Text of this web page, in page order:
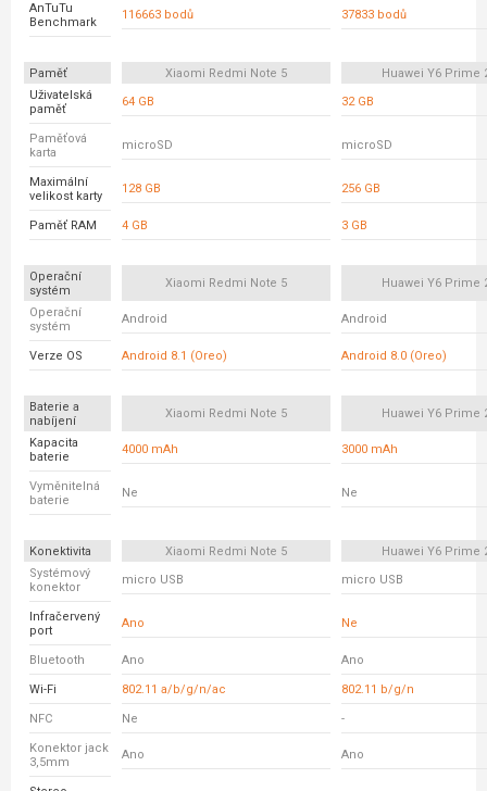
AnTuTu
Benchmark
116663 bodů 37833 bodů
Paměť Xiaomi Redmi Note 5
Huawei Y6 Prime
Uživatelská
paměť
64 GB 32 GB
Paměťová
karta
microSD microSD
Maximální
velikost karty
128 GB 256 GB
Paměť RAM 4 GB 3 GB
Operační
systém
Xiaomi Redmi Note 5 Huawei Y6 Prime
Operační
systém
Android Android
Verze OS Android 8.1 (Oreo) Android 8.0 (Oreo)
Baterie a
nabíjení
Xiaomi Redmi Note 5 Huawei Y6 Prime
Kapacita
baterie
4000 mAh 3000 mAh
Vyměnitelná
baterie
Ne Ne
Konektivita Xiaomi Redmi Note 5
Huawei Y6 Prime
Systémový
konektor
micro USB micro USB
Infračervený
port
Ano Ne
Bluetooth Ano Ano
Wi-Fi 802.11 a/b/g/n/ac 802.11 b/g/n
NFC Ne -
Konektor jack
3,5mm
Ano Ano